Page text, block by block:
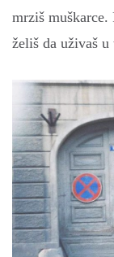
mrziš
želiš da uživaš